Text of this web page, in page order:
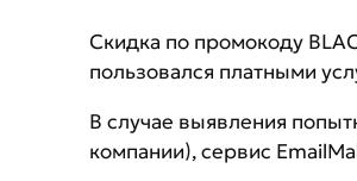
Скидка по промокоду
пользовался платными
В случае выявления
компании), сервис